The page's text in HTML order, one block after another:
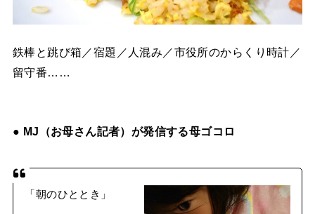
鉄棒と跳び箱／宿題／人混み／市役所のからくり時計／
留守番……
● MJ（お母さん記者）が発信する母ゴコロ
「朝のひととき」